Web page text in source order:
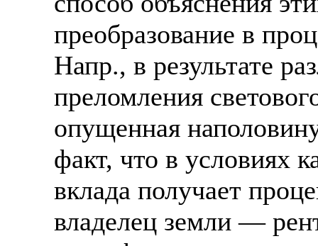
преобразование в
Напр., в результате
преломления
опущенная
факт, что в условиях
вклада получает
владелец земли —